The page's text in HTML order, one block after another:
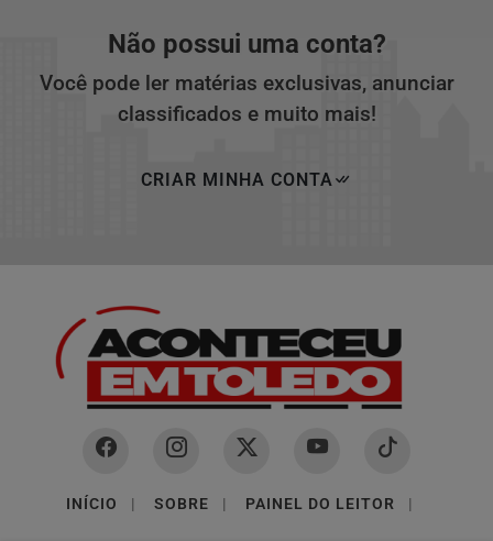
Não possui uma conta?
Você pode ler matérias exclusivas, anunciar
classificados e muito mais!
CRIAR MINHA CONTA
INÍCIO | SOBRE | PAINEL DO LEITOR |